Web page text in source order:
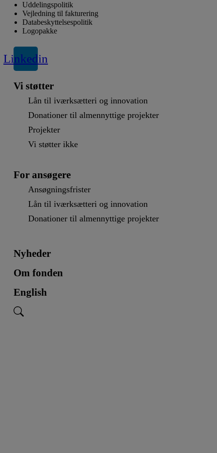
Uddelingspolitik
Vejledning til fakturering
Databeskyttelsespolitik
Logopakke
Linkedin
Vi støtter
Lån til iværksætteri og innovation
Donationer til almennyttige projekter
Projekter
Vi støtter ikke
For ansøgere
Ansøgningsfrister
Lån til iværksætteri og innovation
Donationer til almennyttige projekter
Nyheder
Om fonden
English